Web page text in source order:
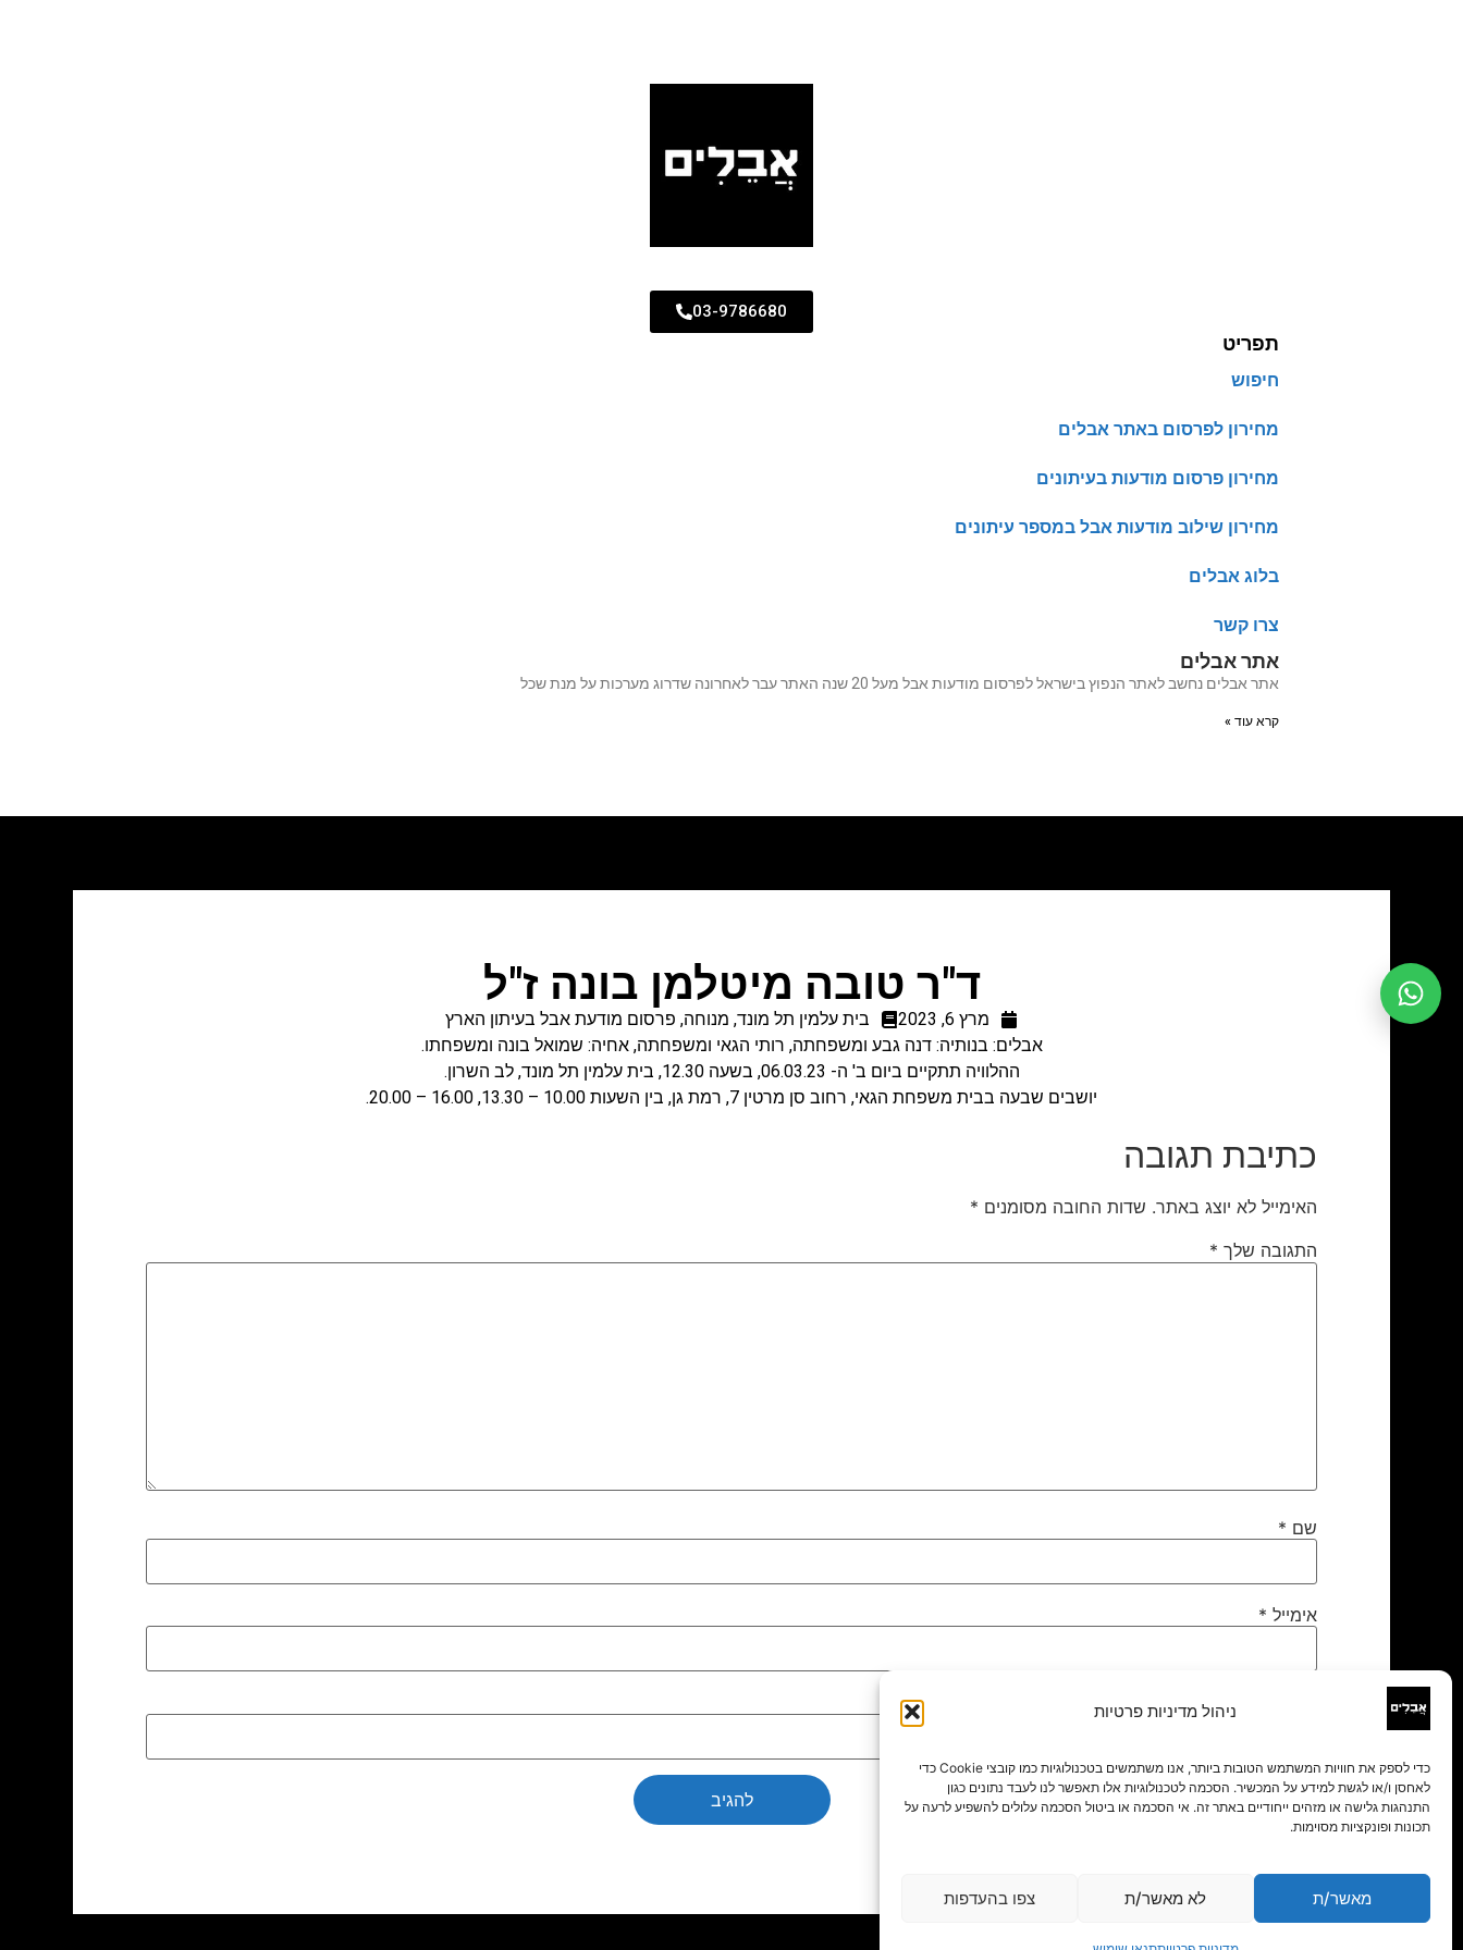
ניהול מדיניות פרטיות
כדי לספק את חוויות המשתמש הטובות ביותר, אנו משתמשים בטכנולוגיות כמו קובצי Cookie כדי
לאחסן ו/או לגשת למידע על המכשיר. הסכמה לטכנולוגיות אלו תאפשר לנו לעבד נתונים כגון
התנהגות גלישה או מזהים ייחודיים באתר זה. אי הסכמה או ביטול הסכמה עלולים להשפיע לרעה על
תכונות ופונקציות מסוימות.
מאשר/ת לא מאשר/ת צפו בהעדפות
03-9786680
תפריט
חיפוש
מחירון לפרסום באתר אבלים
מחירון פרסום מודעות בעיתונים
מחירון שילוב מודעות אבל במספר עיתונים
בלוג אבלים
צרו קשר
אתר אבלים
אתר אבלים נחשב לאתר הנפוץ בישראל לפרסום מודעות אבל מעל 20 שנה האתר עבר לאחרונה שדרוג מערכות על מנת שכל
קרא עוד »
ד"ר טובה מיטלמן בונה ז"ל
מרץ 6, 2023 בית עלמין תל מונד, מנוחה, פרסום מודעת אבל בעיתון הארץ
אבלים: בנותיה: דנה גבע ומשפחתה, רותי הגאי ומשפחתה, אחיה: שמואל בונה ומשפחתו.
ההלוויה תתקיים ביום ב' ה- 06.03.23, בשעה 12.30, בית עלמין תל מונד, לב השרון.
יושבים שבעה בבית משפחת הגאי, רחוב סן מרטין 7, רמת גן, בין השעות 10.00 – 13.30, 16.00 – 20.00.
כתיבת תגובה
האימייל לא יוצג באתר. שדות החובה מסומנים *
התגובה שלך *
שם *
אימייל *